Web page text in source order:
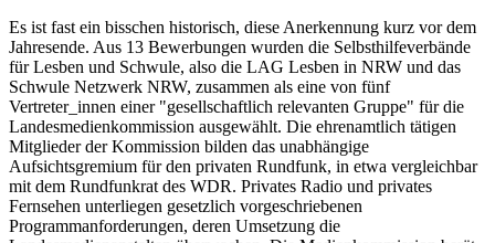
Es ist fast ein bisschen historisch, diese Anerkennung kurz vor dem
Jahresende. Aus 13 Bewerbungen wurden die Selbsthilfeverbände
für Lesben und Schwule, also die LAG Lesben in NRW und das
Schwule Netzwerk NRW, zusammen als eine von fünf
Vertreter_innen einer "gesellschaftlich relevanten Gruppe" für die
Landesmedienkommission ausgewählt. Die ehrenamtlich tätigen
Mitglieder der Kommission bilden das unabhängige
Aufsichtsgremium für den privaten Rundfunk, in etwa vergleichbar
mit dem Rundfunkrat des WDR. Privates Radio und privates
Fernsehen unterliegen gesetzlich vorgeschriebenen
Programmanforderungen, deren Umsetzung die